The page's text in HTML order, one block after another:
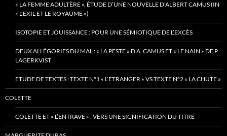
« LA FEMME ADULTÈRE », ÉTUDE D’UNE NOUVELLE D’ALBERT CAMUS (IN
« L’EXIL ET LE ROYAUME »)
ISOTOPIE ET JOUISSANCE : POUR UNE SÉMIOTIQUE DE L’EXCÈS
DEUX ALLÉGORIES DU MAL : « LA PESTE » D’A. CAMUS ET « LE NAIN » DE P.
LAGERKVIST
ETUDE DE TEXTES : TEXTE N°1 « L’ETRANGER » VS TEXTE N°2 « LA CHUTE »
COLETTE
COLETTE ET « L’ENTRAVE » : VERS UNE SIGNIFICATION DU TITRE